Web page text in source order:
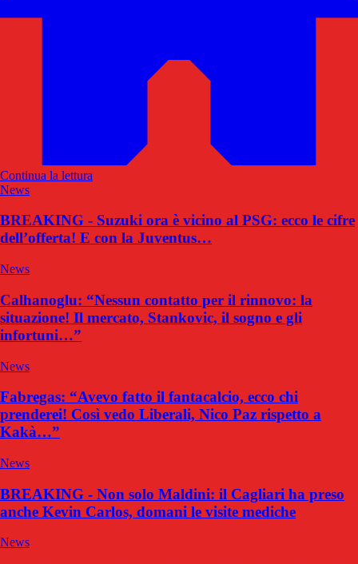
Continua la lettura
News
BREAKING - Suzuki ora è vicino al PSG: ecco le cifre
dell’offerta! E con la Juventus…
News
Calhanoglu: “Nessun contatto per il rinnovo: la
situazione! Il mercato, Stankovic, il sogno e gli
infortuni…”
News
Fabregas: “Avevo fatto il fantacalcio, ecco chi
prenderei! Così vedo Liberali, Nico Paz rispetto a
Kakà…”
News
BREAKING - Non solo Maldini: il Cagliari ha preso
anche Kevin Carlos, domani le visite mediche
News